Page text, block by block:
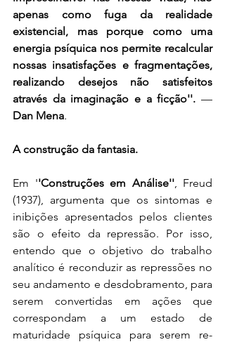
apenas como fuga da realidade
existencial, mas porque como uma
energia psíquica nos permite recalcular
nossas insatisfações e fragmentações,
realizando desejos não satisfeitos
através da imaginação e a ficção''.
Dan Mena.
A construção da fantasia.
Em ''Construções em Análise'', Freud
(1937), argumenta que os sintomas e
inibições apresentados pelos clientes
são o efeito da repressão. Por isso,
entendo que o objetivo do trabalho
analítico é reconduzir as repressões no
seu andamento e desdobramento, para
serem convertidas em ações que
correspondam a um estado de
maturidade psíquica para serem re-